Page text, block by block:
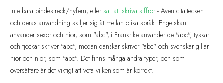
Inte bara bindestreck/hyfem, eller sätt att skriva siffror- Även citattecken
och deras användning skiljer sig åt mellan olika språk. Engelskan
använder sexor och nior, som "abc", i Frankrike använder de "abc", tyskar
och tjeckar skriver "abc", medan danskar skriver "abc" och svenskar gillar
nior och nior, som "abc". Det finns många andra typer, och som
översättare är det viktigt att veta vilken som är korrekt.